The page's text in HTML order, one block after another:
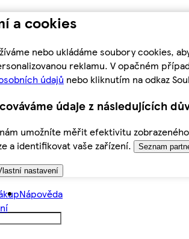
a cookies
nebo ukládáme soubory cookies,
reklamu. V opačném
údajů nebo kliknutím na odkaz
údaje z následujících
umožníte měřit efektivitu
a identifikovat vaše zařízení.
Seznam
nastavení
Nápověda